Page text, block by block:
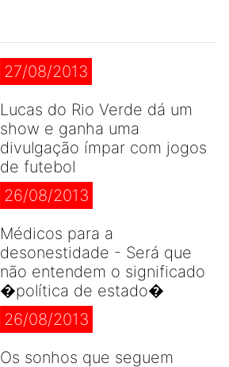
27/08/2013
Lucas do Rio Verde dá um
show e ganha uma
divulgação ímpar com jogos
de futebol
26/08/2013
Médicos para a
desonestidade - Será que
não entendem o significado
�política de estado�
26/08/2013
Os sonhos que seguem